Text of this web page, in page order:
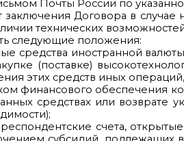
Почты России по
Договора в
технических
следующие положения:
средства иностранной
(поставке)
этих средств иных
финансового обеспечения
средствах или возврате
счета,